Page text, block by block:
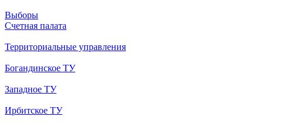
Выборы
Счетная палата
Территориальные управления
Богандинское ТУ
Западное ТУ
Ирбитское ТУ